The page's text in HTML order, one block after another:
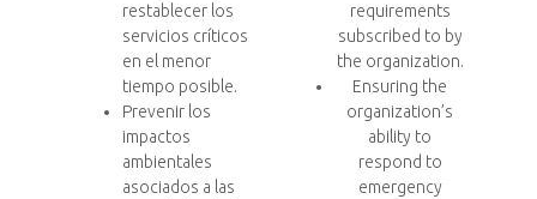
restablecer los
servicios críticos
en el menor
tiempo posible.
Prevenir los
impactos
ambientales
asociados a las
requirements
subscribed to by
the organization.
Ensuring the
organization’s
ability to
respond to
emergency